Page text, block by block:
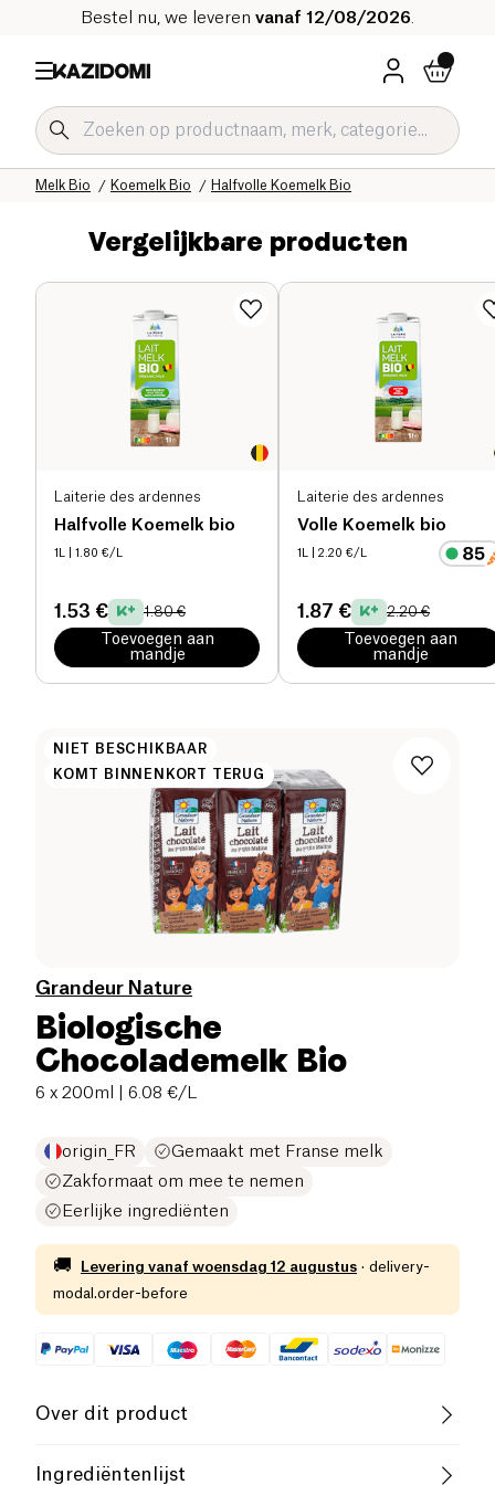
Bestel nu, we leveren vanaf 12/08/2026
Halfvolle Koemelk Bio
Koemelk Bio
Melk Bio
Dranken Bio
Onze biologische catalogus
Home
Vergelijkbare producten
Laiterie des ardennes
Halfvolle Koemelk bio
1L | 1.80 €/L
1.53 € 1.80 €
Toevoegen aan
mandje
Laiterie des ardennes
Volle Koemelk bio
1L | 2.20 €/L
1.87 € 2.20 €
Toevoegen aan
mandje
NIET BESCHIKBAAR
KOMT BINNENKORT TERUG
Grandeur Nature
Biologische
Chocolademelk Bio
6 x 200ml | 6.08 €/L
origin_FR
Gemaakt met Franse melk
Zakformaat om mee te nemen
Eerlijke ingrediënten
🚚 Levering vanaf woensdag 12 augustus · delivery-
modal.order-before
Over dit product
Glutenvrij (ingrediënten)
Ingrediëntenlijst